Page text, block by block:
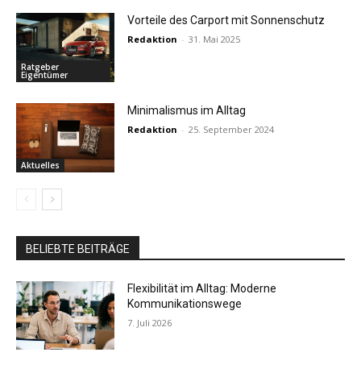
Ratgeber
Eigentümer
Vorteile des Carport mit Sonnenschutz
Redaktion - 31. Mai 2025
Aktuelles
Minimalismus im Alltag
Redaktion - 25. September 2024
BELIEBTE BEITRÄGE
Flexibilität im Alltag: Moderne
Kommunikationswege
7. Juli 2026